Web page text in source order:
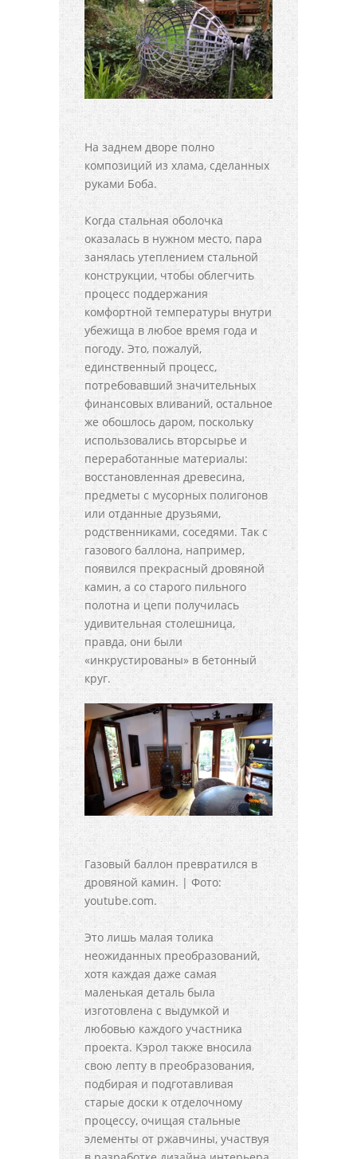
На заднем дворе полно
композиций из хлама, сделанных
руками Боба.
Когда стальная оболочка
оказалась в нужном место, пара
занялась утеплением стальной
конструкции, чтобы облегчить
процесс поддержания
комфортной температуры внутри
убежища в любое время года и
погоду. Это, пожалуй,
единственный процесс,
потребовавший значительных
финансовых вливаний, остальное
же обошлось даром, поскольку
использовались вторсырье и
переработанные материалы:
восстановленная древесина,
предметы с мусорных полигонов
или отданные друзьями,
родственниками, соседями. Так с
газового баллона, например,
появился прекрасный дровяной
камин, а со старого пильного
полотна и цепи получилась
удивительная столешница,
правда, они были
«инкрустированы» в бетонный
круг.
Газовый баллон превратился в
дровяной камин. | Фото:
youtube.com.
Это лишь малая толика
неожиданных преобразований,
хотя каждая даже самая
маленькая деталь была
изготовлена с выдумкой и
любовью каждого участника
проекта. Кэрол также вносила
свою лепту в преобразования,
подбирая и подготавливая
старые доски к отделочному
процессу, очищая стальные
элементы от ржавчины, участвуя